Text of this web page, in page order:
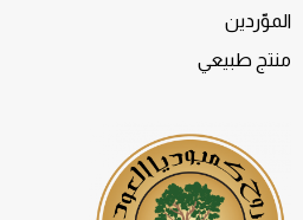
الموّردين
منتج طبيعي